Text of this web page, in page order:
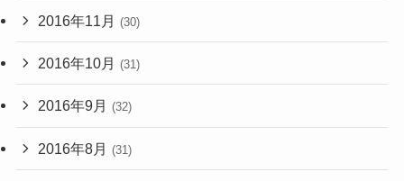
2016年11月 (30)
2016年10月 (31)
2016年9月 (32)
2016年8月 (31)